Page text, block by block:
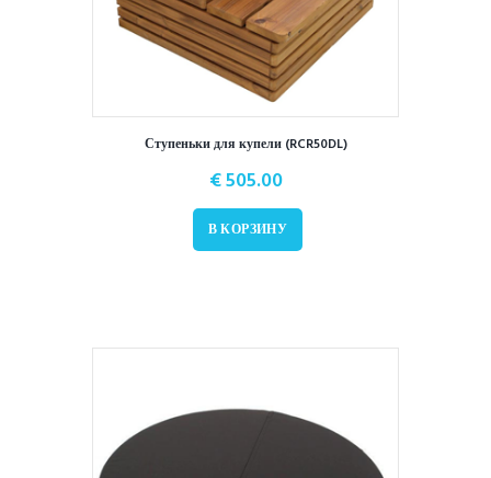
Ступеньки для купели (RCR50DL)
€505.00
В КОРЗИНУ